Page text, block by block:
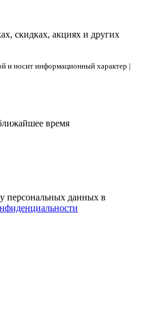
скидках, акциях и других
и носит информационный характер |
время
персональных данных в